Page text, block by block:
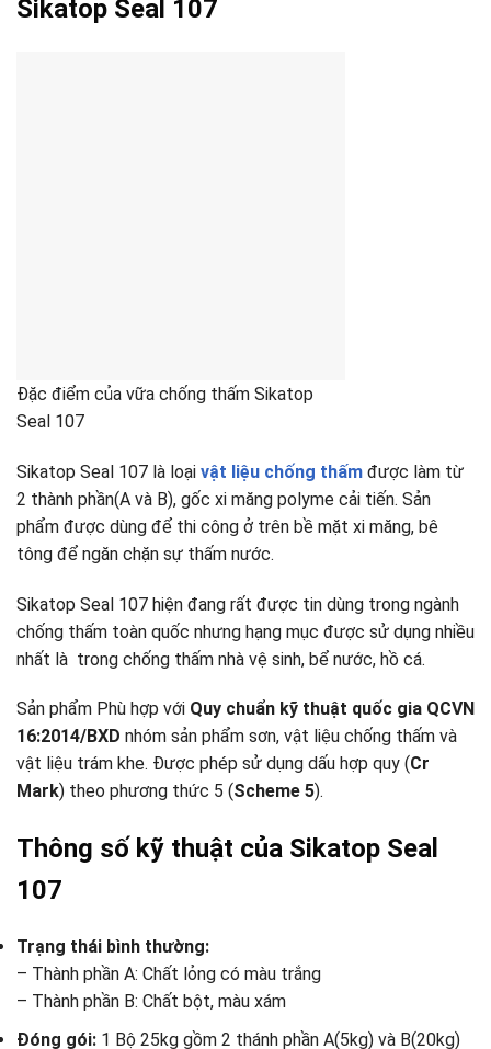
Sikatop Seal 107
Đặc điểm của vữa chống thấm Sikatop
Seal 107
Sikatop Seal 107 là loại vật liệu chống thấm được làm từ
2 thành phần(A và B), gốc xi măng polyme cải tiến. Sản
phẩm được dùng để thi công ở trên bề mặt xi măng, bê
tông để ngăn chặn sự thấm nước.
Sikatop Seal 107 hiện đang rất được tin dùng trong ngành
chống thấm toàn quốc nhưng hạng mục được sử dụng nhiều
nhất là trong chống thấm nhà vệ sinh, bể nước, hồ cá.
Sản phẩm Phù hợp với Quy chuẩn kỹ thuật quốc gia QCVN
16:2014/BXD nhóm sản phẩm sơn, vật liệu chống thấm và
vật liệu trám khe. Được phép sử dụng dấu hợp quy (Cr
Mark) theo phương thức 5 (Scheme 5).
Thông số kỹ thuật của Sikatop Seal
107
Trạng thái bình thường:
– Thành phần A: Chất lỏng có màu trắng
– Thành phần B: Chất bột, màu xám
Đóng gói: 1 Bộ 25kg gồm 2 thánh phần A(5kg) và B(20kg)